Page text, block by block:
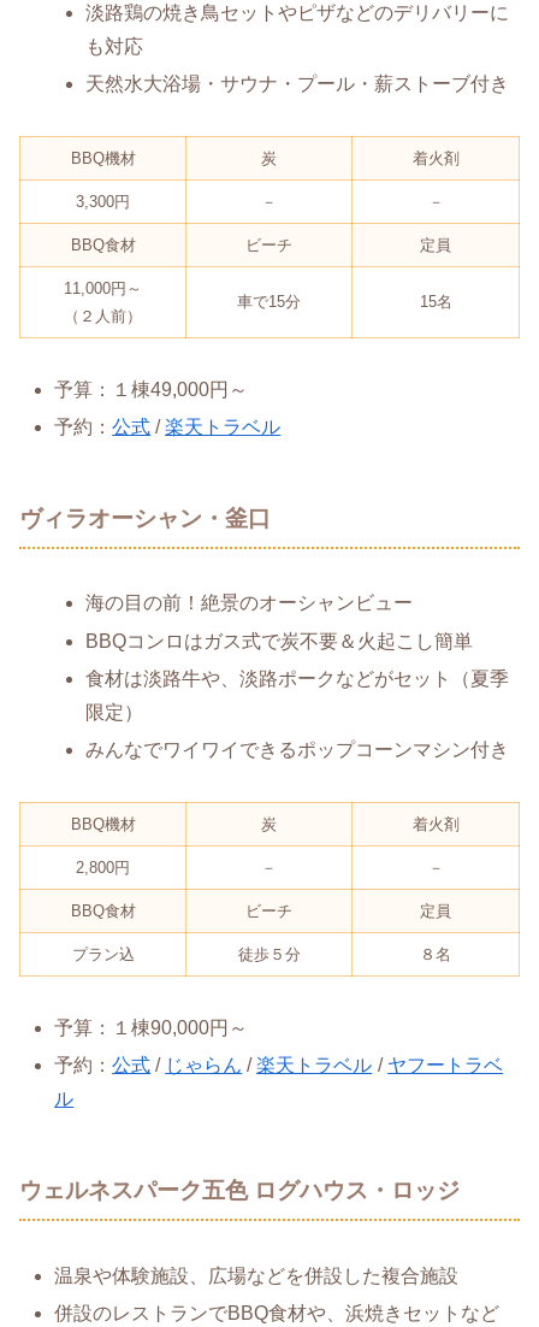
淡路鶏の焼き鳥セットやピザなどのデリバリーに
も対応
天然水大浴場・サウナ・プール・薪ストーブ付き
BBQ機材 炭 着火剤
3,300円 － －
BBQ食材 ビーチ 定員
11,000円～
（２人前）
車で15分 15名
予算：１棟49,000円～
予約：公式 /楽天トラベル
ヴィラオーシャン・釜口
海の目の前！絶景のオーシャンビュー
BBQコンロはガス式で炭不要＆火起こし簡単
食材は淡路牛や、淡路ポークなどがセット（夏季
限定）
みんなでワイワイできるポップコーンマシン付き
BBQ機材 炭 着火剤
2,800円 － －
BBQ食材 ビーチ 定員
プラン込 徒歩５分 ８名
予算：１棟90,000円～
予約：公式 / じゃらん /楽天トラベル / ヤフートラベ
ル
ウェルネスパーク五色 ログハウス・ロッジ
温泉や体験施設、広場などを併設した複合施設
併設のレストランでBBQ食材や、浜焼きセットなど